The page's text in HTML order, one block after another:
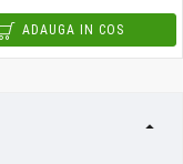
ADAUGA IN COS